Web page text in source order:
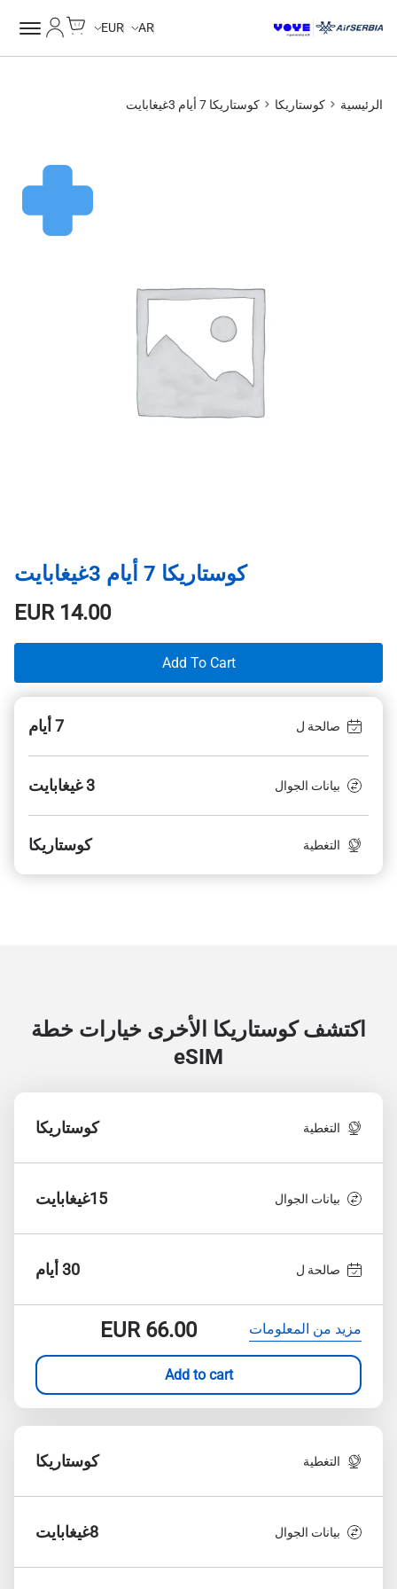
AR
EUR
الرئيسية كوستاريكا كوستاريكا 7 أيام 3غيغابايت
كوستاريكا 7 أيام 3غيغابايت
EUR14.00
Add To Cart
صالحة ل 7 أيام
بيانات الجوال 3 غيغابايت
التغطية كوستاريكا
اكتشف كوستاريكا الأخرى خيارات خطة
eSIM
التغطية كوستاريكا
بيانات الجوال 15غيغابايت
صالحة ل 30 أيام
مزيد من المعلومات EUR66.00
Add to cart
التغطية كوستاريكا
بيانات الجوال 8غيغابايت